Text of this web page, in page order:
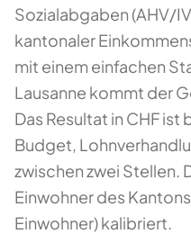
Sozialabgaben (AHV/
kantonaler
mit einem einfachen
Lausanne kommt der
Das Resultat in CHF
Budget,
zwischen zwei Stellen.
Einwohner des
Einwohner) kalibriert.